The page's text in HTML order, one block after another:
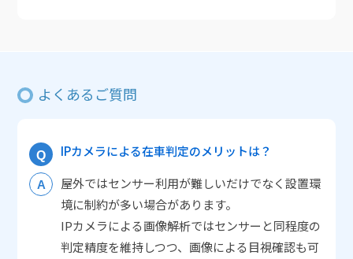
よくあるご質問
IPカメラによる在車判定のメリットは？
屋外ではセンサー利用が難しいだけでなく設置環
境に制約が多い場合があります。
IPカメラによる画像解析ではセンサーと同程度の
判定精度を維持しつつ、画像による目視確認も可